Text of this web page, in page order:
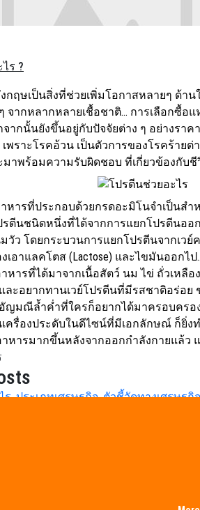
ร ?
กฤษเป็นสิ่งที่ช่วยเพิ่มโอกาสหลายๆ ด้า
จากหลากหลายเชื้อชาติ… การเลือกซื้อ
ากนั้นยังขึ้นอยู่กับปัจจัยต่าง ๆ อย่างรา
พราะโรคอ้วน เป็นตัวการของโรคร้าย
มาพร้อมความรับผิดชอบ ที่เกี่ยวข้องกับชี
หารที่ประกอบด้วยกรดอะมิโนจำเป็นส
รตีนชนิดหนึ่งที่ได้จากการแยกโปรตีนออก
ว โดยกระบวนการแยกโปรตีนจากเวย์
เอาแลคโตส (Lactose) และไขมันออกไ
หารที่ได้มาจากเนื้อสัตว์ นม ไข่ ถั่วเห
ละอยากทานเวย์โปรตีนที่มีรสชาติอร่อย
อัญมณีล้ำค่ำที่ใครก็อยากได้มาครอบคร
ครื่องประดับในดีไซน์ที่มีเอกลักษณ์ ก็ยิ่ง
หารมากขึ้นหลังจากออกกำลังกายแล้ว
ร, ประเภทเศรษฐกิจ, ตัวชี้วัดทางเศรษฐกิจ